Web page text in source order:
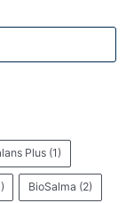
nk
Plus (1)
BioSalma (2)